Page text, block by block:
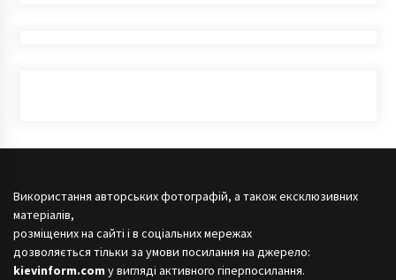
Використання авторських фотографій, а також ексклюзивних
матеріалів,
розміщених на сайті і в соціальних мережах
дозволяється тільки за умови посилання на джерело:
kievinform.com у вигляді активного гіперпосилання.